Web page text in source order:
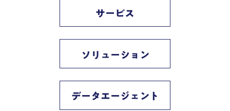
サービス
ソリューション
データエージェント